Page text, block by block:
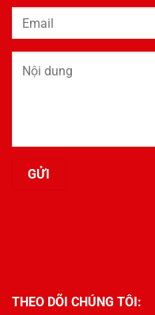
THEO DÕI CHÚNG TÔI: